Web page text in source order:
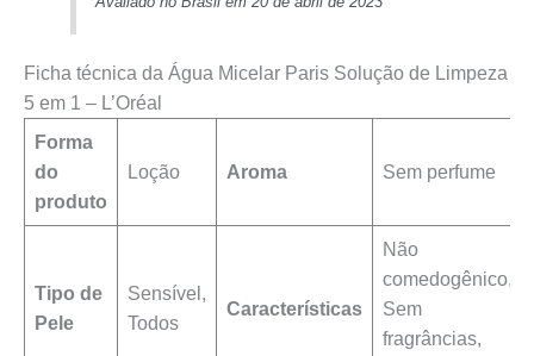
Ficha técnica da Água Micelar Paris Solução de Limpeza
5 em 1 – L’Oréal
Forma
do
produto
Loção Aroma Sem perfume
Tipo de
Pele
Sensível,
Todos
Características
Não
comedogênico,
Sem
fragrâncias,